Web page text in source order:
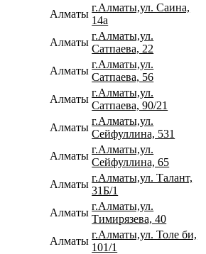
Алматы
г.Алматы,ул. Саина,
14а
Алматы
г.Алматы,ул.
Сатпаева, 22
Алматы
г.Алматы,ул.
Сатпаева, 56
Алматы
г.Алматы,ул.
Сатпаева, 90/21
Алматы
г.Алматы,ул.
Сейфуллина, 531
Алматы
г.Алматы,ул.
Сейфуллина, 65
Алматы
г.Алматы,ул. Талант,
31Б/1
Алматы
г.Алматы,ул.
Тимирязева, 40
Алматы
г.Алматы,ул. Толе би,
101/1